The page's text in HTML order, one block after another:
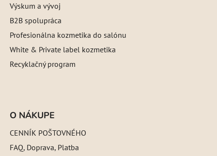
Výskum a vývoj
B2B spolupráca
Profesionálna kozmetika do salónu
White & Private label kozmetika
Recyklačný program
O NÁKUPE
CENNÍK POŠTOVNÉHO
FAQ, Doprava, Platba